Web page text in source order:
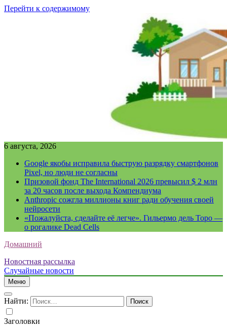
Перейти к содержимому
6 августа, 2026
Google якобы исправила быструю разрядку смартфонов
Pixel, но люди не согласны
Призовой фонд The International 2026 превысил $ 2 млн
за 20 часов после выхода Компендиума
Anthropic сожгла миллионы книг ради обучения своей
нейросети
«Пожалуйста, сделайте её легче». Гильермо дель Торо —
о рогалике Dead Cells
Домашний
Новостная рассылка
Случайные новости
Меню
Найти:
Заголовки